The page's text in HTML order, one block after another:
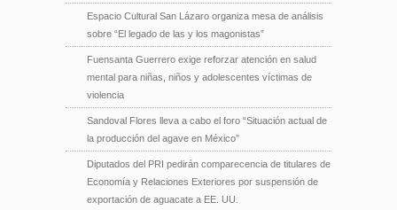
Espacio Cultural San Lázaro organiza mesa de análisis
sobre “El legado de las y los magonistas”
Fuensanta Guerrero exige reforzar atención en salud
mental para niñas, niños y adolescentes víctimas de
violencia
Sandoval Flores lleva a cabo el foro “Situación actual de
la producción del agave en México”
Diputados del PRI pedirán comparecencia de titulares de
Economía y Relaciones Exteriores por suspensión de
exportación de aguacate a EE. UU.